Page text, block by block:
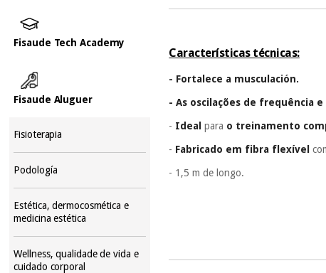
Fisaude Tech Academy
Fisaude Aluguer
Fisioterapia
Podología
Estética, dermocosmética e
medicina estética
Wellness, qualidade de vida e
cuidado corporal
Características técnicas:
- Fortalece a musculación.
- As oscilações de frequência
- Idealpara o treinamento
- Fabricado em fibra flexível
- 1,5 m de longo.